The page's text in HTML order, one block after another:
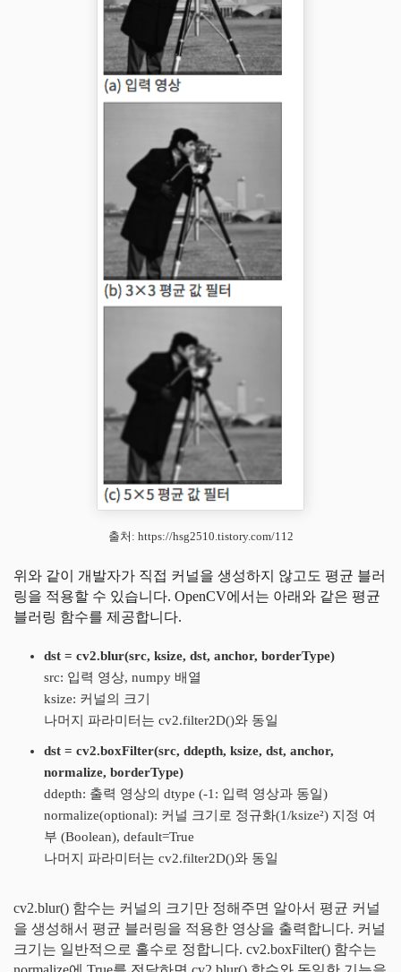
출처: https://hsg2510.tistory.com/112
위와 같이 개발자가 직접 커널을 생성하지 않고도 평균 블러
링을 적용할 수 있습니다. OpenCV에서는 아래와 같은 평균
블러링 함수를 제공합니다.
dst = cv2.blur(src, ksize, dst, anchor, borderType)
src: 입력 영상, numpy 배열
ksize: 커널의 크기
나머지 파라미터는 cv2.filter2D()와 동일
dst = cv2.boxFilter(src, ddepth, ksize, dst, anchor,
normalize, borderType)
ddepth: 출력 영상의 dtype (-1: 입력 영상과 동일)
normalize(optional): 커널 크기로 정규화(1/ksize²) 지정 여
부 (Boolean), default=True
나머지 파라미터는 cv2.filter2D()와 동일
cv2.blur() 함수는 커널의 크기만 정해주면 알아서 평균 커널
을 생성해서 평균 블러링을 적용한 영상을 출력합니다. 커널
크기는 일반적으로 홀수로 정합니다. cv2.boxFilter() 함수는